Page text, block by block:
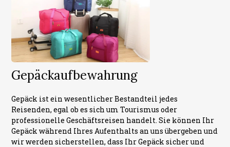
Gepäckaufbewahrung
Gepäck ist ein wesentlicher Bestandteil jedes
Reisenden, egal ob es sich um Tourismus oder
professionelle Geschäftsreisen handelt. Sie können Ihr
Gepäck während Ihres Aufenthalts an uns übergeben und
wir werden sicherstellen, dass Ihr Gepäck sicher und